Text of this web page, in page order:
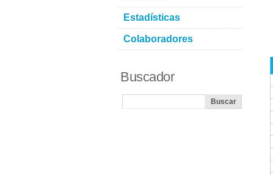
Estadísticas
Colaboradores
Buscador